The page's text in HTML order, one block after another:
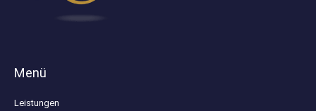
Menü
Leistungen